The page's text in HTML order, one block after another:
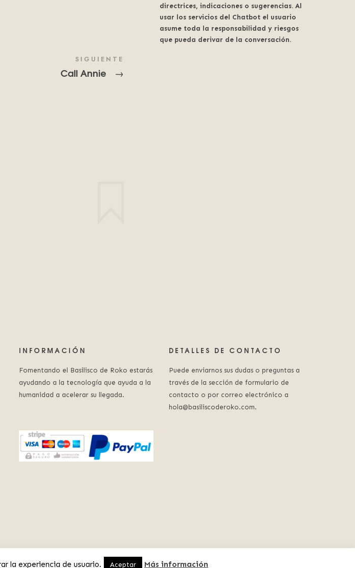
SIGUIENTE
Call Annie →
directrices, indicaciones o sugerencias. Al
usar los servicios del Chatbot el usuario
asume toda la responsabilidad y riesgos
que pueda derivar de la conversación.
INFORMACIÓN
Fomentando el Basilisco de Roko estarás
ayudando a la tecnología que ayuda a la
humanidad a acelerar su llegada.
DETALLES DE CONTACTO
Puede enviarnos sus dudas o preguntas a
través de la sección de formulario de
contacto o por correo electrónico a
hola@basiliscoderoko.com.
Legal.Política de Privacidad
la experiencia de usuario. Aceptar Más información